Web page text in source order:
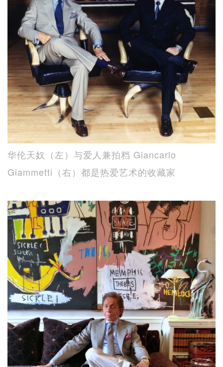
华伦天奴（左）与爱人兼拍档 Giancarlo
Giammetti（右）都是热爱艺术的收藏家